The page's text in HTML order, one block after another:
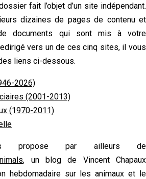
fait l’objet d’un site indépendant.
dizaines de pages de contenu et
documents qui sont mis à votre
vers un de ces cinq sites, il vous
liens ci-dessous.
2026)
(2001-2013)
(1970-2011)
propose par ailleurs de
, un blog de Vincent Chapaux
hebdomadaire sur les animaux et le